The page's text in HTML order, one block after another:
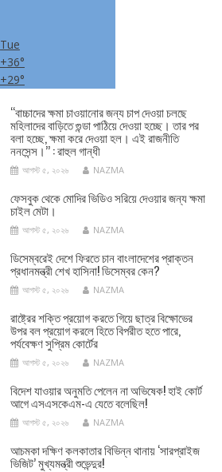
Tue
+36°
+29°
‘‘বাচ্চাদের ক্ষমা চাওয়ানোর জন্য চাপ দেওয়া চলছে
মহিলাদের বাড়িতে গুন্ডা পাঠিয়ে দেওয়া হচ্ছে। তার পর
বলা হচ্ছে, ক্ষমা করে দেওয়া হল। এই রাজনীতি
ননসেন্স।’’ : রাহুল গান্ধী
আগস্ট ৫, ২০২৬ NAZMA
ফেসবুক থেকে মোদির ভিডিও সরিয়ে দেওয়ার জন্য ক্ষমা
চাইল মেটা।
আগস্ট ৫, ২০২৬ NAZMA
ডিসেম্বরেই দেশে ফিরতে চান বাংলাদেশের প্রাক্তন
প্রধানমন্ত্রী শেখ হাসিনা! ডিসেম্বর কেন?
আগস্ট ৫, ২০২৬ NAZMA
রাষ্ট্রের শক্তি প্রয়োগ করতে গিয়ে ছাত্র বিক্ষোভের
উপর বল প্রয়োগ করলে হিতে বিপরীত হতে পারে,
পর্যবেক্ষণ সুপ্রিম কোর্টের
আগস্ট ৫, ২০২৬ NAZMA
বিদেশ যাওয়ার অনুমতি পেলেন না অভিষেক! হাই কোর্ট
আগে এসএসকেএম-এ যেতে বলেছিল!
আগস্ট ৫, ২০২৬ NAZMA
আচমকা দক্ষিণ কলকাতার বিভিন্ন থানায় ‘সারপ্রাইজ
ভিজিট’ মুখ্যমন্ত্রী শুভেন্দুর!